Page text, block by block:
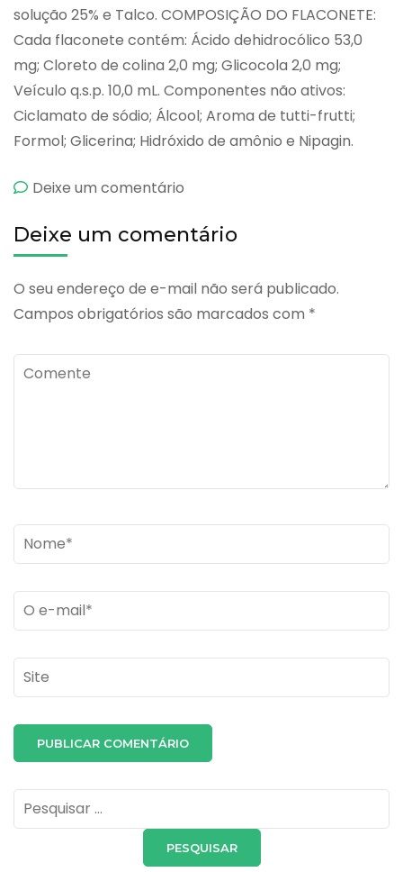
solução 25% e Talco. COMPOSIÇÃO DO FLACONETE:
Cada flaconete contém: Ácido dehidrocólico 53,0
mg; Cloreto de colina 2,0 mg; Glicocola 2,0 mg;
Veículo q.s.p. 10,0 mL. Componentes não ativos:
Ciclamato de sódio; Álcool; Aroma de tutti-frutti;
Formol; Glicerina; Hidróxido de amônio e Nipagin.
Deixe um comentário
Deixe um comentário
O seu endereço de e-mail não será publicado.
Campos obrigatórios são marcados com *
Comente
Name*
Email *
Site
Pesquisar
por: